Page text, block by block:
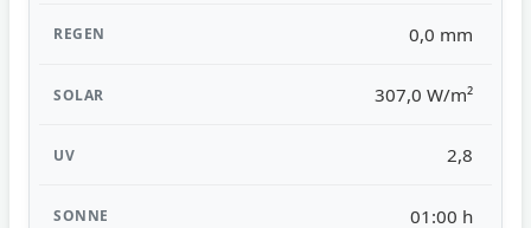
0,0 mm
307,0 W/m²
2,8
01:00 h